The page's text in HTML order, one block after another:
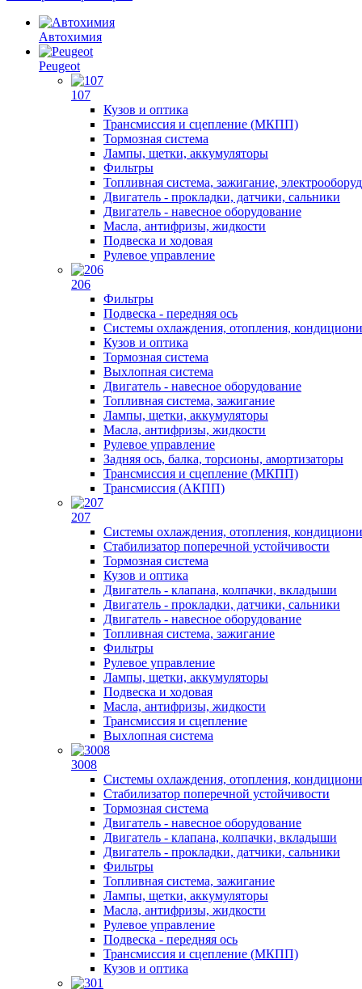
Автохимия
Peugeot
107
Кузов и оптика
Трансмиссия и сцепление (МКПП)
Тормозная система
Лампы, щетки, аккумуляторы
Фильтры
Топливная система, зажигание,
Двигатель - прокладки, датчики, сальники
Двигатель - навесное оборудование
Масла, антифризы, жидкости
Подвеска и ходовая
Рулевое управление
206
Фильтры
Подвеска - передняя ось
Системы охлаждения, отопления,
Кузов и оптика
Тормозная система
Выхлопная система
Двигатель - навесное оборудование
Топливная система, зажигание
Лампы, щетки, аккумуляторы
Масла, антифризы, жидкости
Рулевое управление
Задняя ось, балка, торсионы, амортизаторы
Трансмиссия и сцепление (МКПП)
Трансмиссия (АКПП)
207
Системы охлаждения, отопления,
Стабилизатор поперечной устойчивости
Тормозная система
Кузов и оптика
Двигатель - клапана, колпачки, вкладыши
Двигатель - прокладки, датчики, сальники
Двигатель - навесное оборудование
Топливная система, зажигание
Фильтры
Рулевое управление
Лампы, щетки, аккумуляторы
Подвеска и ходовая
Масла, антифризы, жидкости
Трансмиссия и сцепление
Выхлопная система
3008
Системы охлаждения, отопления,
Стабилизатор поперечной устойчивости
Тормозная система
Двигатель - навесное оборудование
Двигатель - клапана, колпачки, вкладыши
Двигатель - прокладки, датчики, сальники
Фильтры
Топливная система, зажигание
Лампы, щетки, аккумуляторы
Масла, антифризы, жидкости
Рулевое управление
Подвеска - передняя ось
Трансмиссия и сцепление (МКПП)
Кузов и оптика